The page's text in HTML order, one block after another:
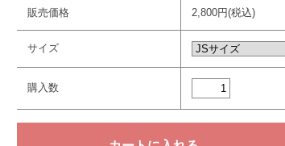
販売価格 2,800円(税込)
サイズ
購入数